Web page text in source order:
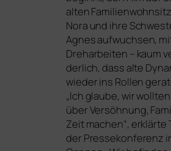
alten
Nora und ihre
Agnes auf­wuch­sen,
Dreharbeiten – kaum
der­lich, dass alte
wie­der ins Rollen
„Ich glau­be, wir
über Versöhnung,
Zeit machen“, erklär­te
der Pressekonferenz